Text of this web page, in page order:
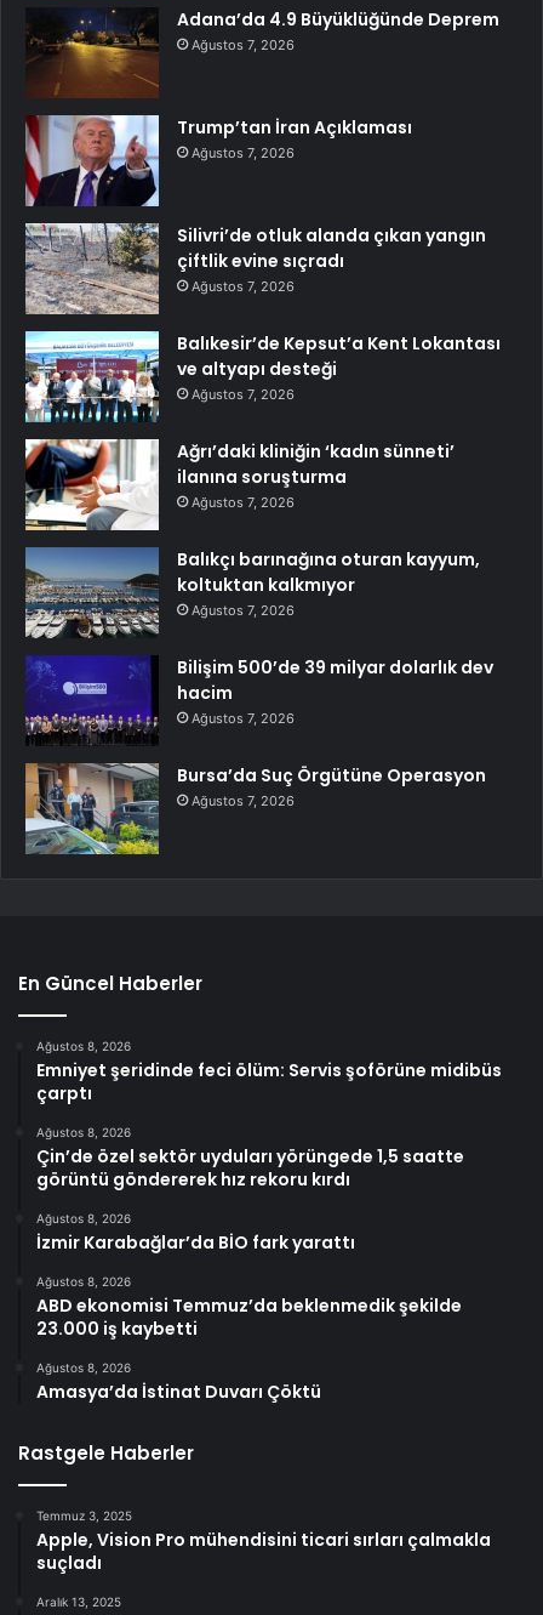
Adana’da 4.9 Büyüklüğünde Deprem
Ağustos 7, 2026
Trump’tan İran Açıklaması
Ağustos 7, 2026
Silivri’de otluk alanda çıkan yangın
çiftlik evine sıçradı
Ağustos 7, 2026
Balıkesir’de Kepsut’a Kent Lokantası
ve altyapı desteği
Ağustos 7, 2026
Ağrı’daki kliniğin ‘kadın sünneti’
ilanına soruşturma
Ağustos 7, 2026
Balıkçı barınağına oturan kayyum,
koltuktan kalkmıyor
Ağustos 7, 2026
Bilişim 500’de 39 milyar dolarlık dev
hacim
Ağustos 7, 2026
Bursa’da Suç Örgütüne Operasyon
Ağustos 7, 2026
En Güncel Haberler
Ağustos 8, 2026
Emniyet şeridinde feci ölüm: Servis şoförüne midibüs
çarptı
Ağustos 8, 2026
Çin’de özel sektör uyduları yörüngede 1,5 saatte
görüntü göndererek hız rekoru kırdı
Ağustos 8, 2026
İzmir Karabağlar’da BİO fark yarattı
Ağustos 8, 2026
ABD ekonomisi Temmuz’da beklenmedik şekilde
23.000 iş kaybetti
Ağustos 8, 2026
Amasya’da İstinat Duvarı Çöktü
Rastgele Haberler
Temmuz 3, 2025
Apple, Vision Pro mühendisini ticari sırları çalmakla
suçladı
Aralık 13, 2025